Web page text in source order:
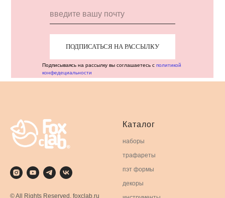
ПОДПИСАТЬСЯ НА РАССЫЛКУ
Подписываясь на рассылку вы соглашаетесь с политикой
конфедециальности
© All Rights Reserved. foxclab.ru
Каталог
наборы
трафареты
пэт формы
декоры